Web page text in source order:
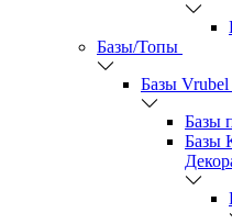
Базы/Топы
Базы Vrubel
Базы
Базы